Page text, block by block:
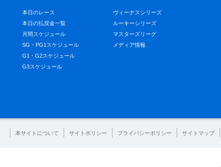
本日のレース
本日の払戻金一覧
月間スケジュール
SG・PG1スケジュール
G1・G2スケジュール
G3スケジュール
ヴィーナスシリーズ
ルーキーシリーズ
マスターズリーグ
メディア情報
本サイトについて サイトポリシー プライバシーポリシー サイトマップ